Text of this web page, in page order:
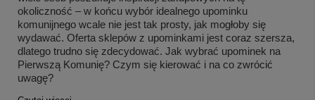
okoliczność – w końcu wybór idealnego upominku
komunijnego wcale nie jest tak prosty, jak mogłoby się
wydawać. Oferta sklepów z upominkami jest coraz szersza,
dlatego trudno się zdecydować. Jak wybrać upominek na
Pierwszą Komunię? Czym się kierować i na co zwrócić
uwagę?